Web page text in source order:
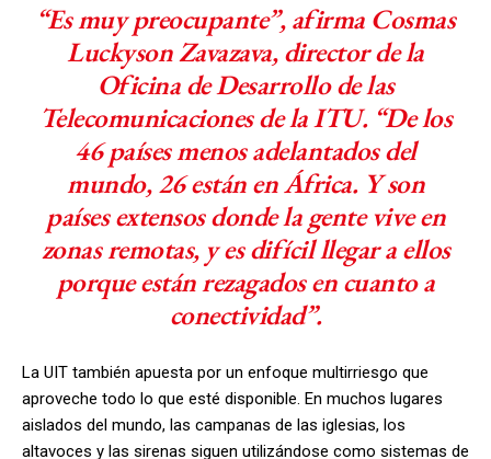
“Es muy preocupante”, afirma Cosmas
Luckyson Zavazava, director de la
Oficina de Desarrollo de las
Telecomunicaciones de la ITU. “De los
46 países menos adelantados del
mundo, 26 están en África. Y son
países extensos donde la gente vive en
zonas remotas, y es difícil llegar a ellos
porque están rezagados en cuanto a
conectividad”.
La UIT también apuesta por un enfoque multirriesgo que
aproveche todo lo que esté disponible. En muchos lugares
aislados del mundo, las campanas de las iglesias, los
altavoces y las sirenas siguen utilizándose como sistemas de